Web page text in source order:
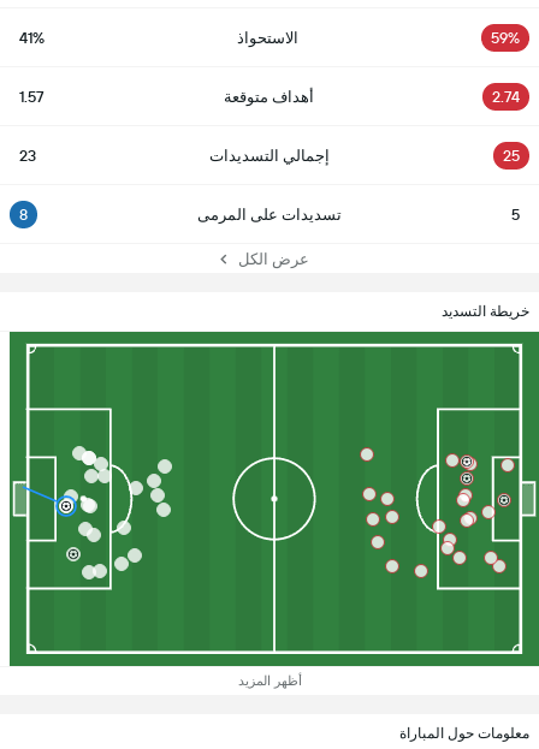
59% الاستحواذ 41%
2.74 أهداف متوقعة 1.57
25 إجمالي التسديدات 23
5 تسديدات على المرمى 8
عرض الكل
خريطة التسديد
أظهر المزيد
معلومات حول المباراة